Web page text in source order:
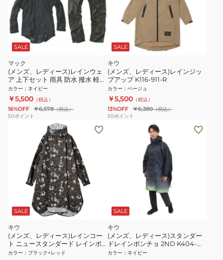
SALE
マック
(メンズ、レディース)レインウェ
ア 上下セット 雨具 防水 撥水 軽量
くるっとパック レインスーツ AS-
7660
カラー ： ネイビー
￥5,500 （税込）
16%OFF ￥6,578（税込）
50ポイント
SALE
キウ
(メンズ、レディース)レインジッ
プアップ K116-911-R
カラー ： ベージュ
￥5,500 （税込）
13%OFF ￥6,380（税込）
50ポイント
SALE
キウ
(メンズ、レディース)レインコー
ト ニュースタンダード レインポ
ンチョ K163-389-R ブラック×レ
カラー ： ブラック×レッド
SALE
キウ
(メンズ、レディース)スタンダー
ドレインポンチョ 2ND K404-
249 グラデーションネイビー
カラー ： ネイビー